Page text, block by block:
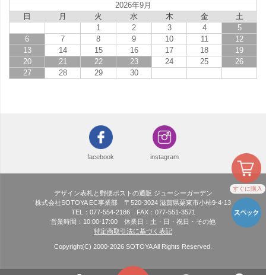
すぐに購入
2026年9月
日
月 火 水 木 金
土
1
2 3 4
5
6
7 8 9 10 11
12
13
14 15 16 17 18
19
20
21 22 23 24 25
26
27
28 29 30
facebook instagram
デザイン表札と郵便ポストの通販 ジューシーガーデン
株式会社SOTOYA EC事業部 〒520-3024 滋賀県栗東市小柿9-4-13
TEL：077-554-2186 FAX：077-551-3571
営業時間：10:00-17:00 休業日：土・日・祝日・その他
特定商取引法に基づく表記
Copyright(C) 2000-2026 SOTOYA All Rights Reserved.